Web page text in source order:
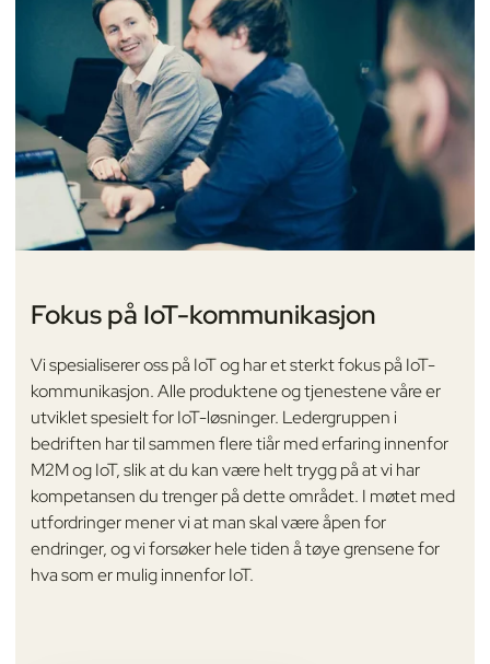
Fokus på IoT-kommunikasjon
Vi spesialiserer oss på IoT og har et sterkt fokus på IoT-
kommunikasjon. Alle produktene og tjenestene våre er
utviklet spesielt for IoT-løsninger. Ledergruppen i
bedriften har til sammen flere tiår med erfaring innenfor
M2M og IoT, slik at du kan være helt trygg på at vi har
kompetansen du trenger på dette området. I møtet med
utfordringer mener vi at man skal være åpen for
endringer, og vi forsøker hele tiden å tøye grensene for
hva som er mulig innenfor IoT.